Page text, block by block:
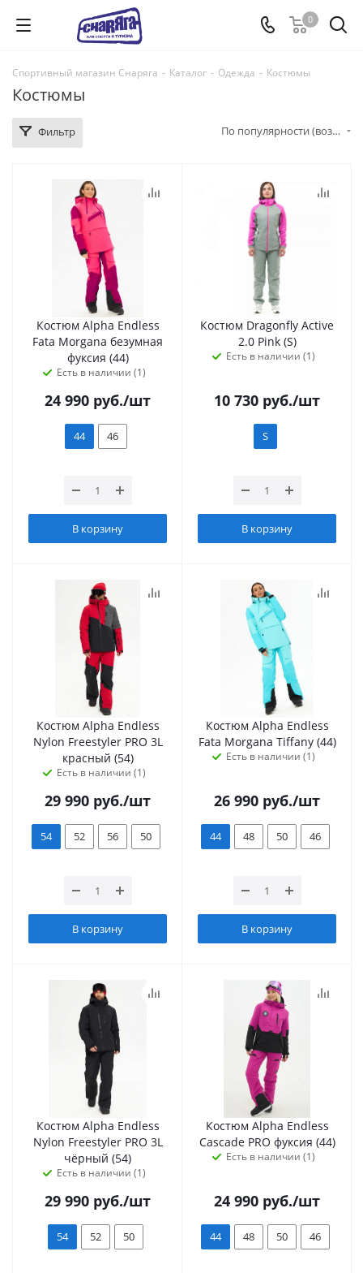
0
Спортивный магазин Снаряга - Каталог - Одежда - Костюмы
Костюмы
Фильтр По популярности (возрастание)
Костюм Alpha Endless
Fata Morgana безумная
фуксия (44)
Есть в наличии (1)
24 990 руб./шт
44 46
В корзину
Костюм Dragonfly Active
2.0 Pink (S)
Есть в наличии (1)
10 730 руб./шт
S
В корзину
Костюм Alpha Endless
Nylon Freestyler PRO 3L
красный (54)
Есть в наличии (1)
29 990 руб./шт
54 52 56 50
В корзину
Костюм Alpha Endless
Fata Morgana Tiffany (44)
Есть в наличии (1)
26 990 руб./шт
44 48 50 46
В корзину
Костюм Alpha Endless
Nylon Freestyler PRO 3L
чёрный (54)
Есть в наличии (1)
29 990 руб./шт
54 52 50
Костюм Alpha Endless
Cascade PRO фуксия (44)
Есть в наличии (1)
24 990 руб./шт
44 48 50 46